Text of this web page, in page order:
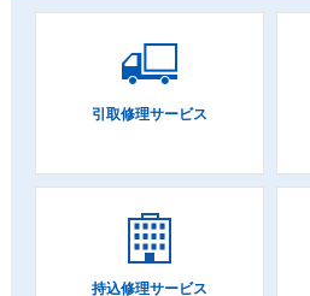
引取修理サービス
持込修理サービス